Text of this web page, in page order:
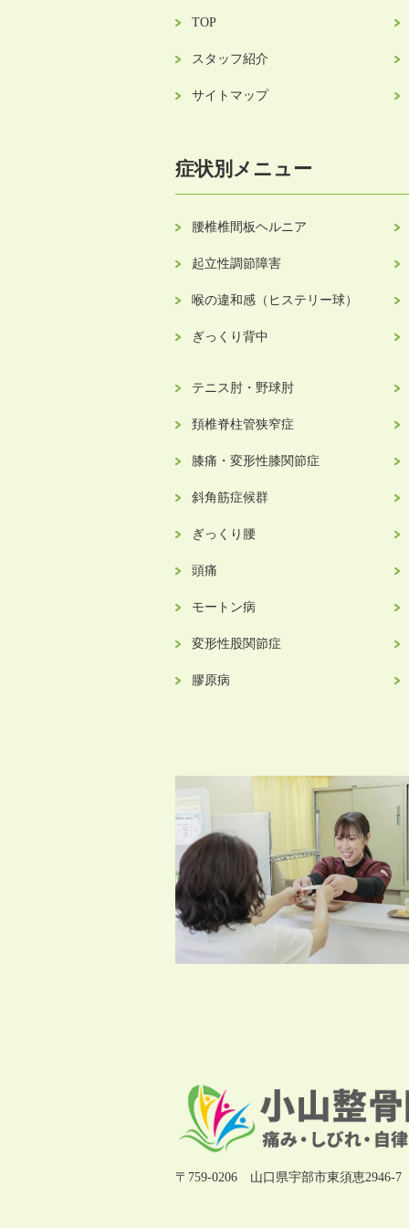
TOP
スタッフ紹介
サイトマップ
症状別メニュー
腰椎椎間板ヘルニア
起立性調節障害
喉の違和感（ヒステリー球）
ぎっくり背中
テニス肘・野球肘
頚椎脊柱管狭窄症
膝痛・変形性膝関節症
斜角筋症候群
ぎっくり腰
頭痛
モートン病
変形性股関節症
膠原病
〒759-0206 山口県宇部市東須恵2946-7